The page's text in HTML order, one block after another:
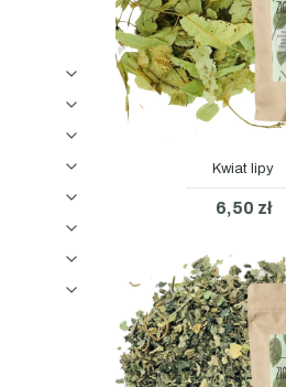
Kwiat lipy
6,50 zł